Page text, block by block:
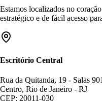
Estamos localizados no
estratégico e de fácil acesso
Escritório Central
Rua da Quitanda, 19 - Salas
Centro, Rio de Janeiro - RJ
CEP: 20011-030